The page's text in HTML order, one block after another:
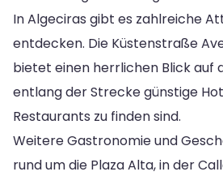
In Algeciras gibt es zahlreiche
entdecken. Die Küstenstraße
bietet einen herrlichen Blick auf
entlang der Strecke günstige
Restaurants zu finden sind.
Weitere Gastronomie und
rund um die Plaza Alta, in der